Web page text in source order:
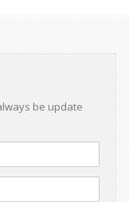
be update